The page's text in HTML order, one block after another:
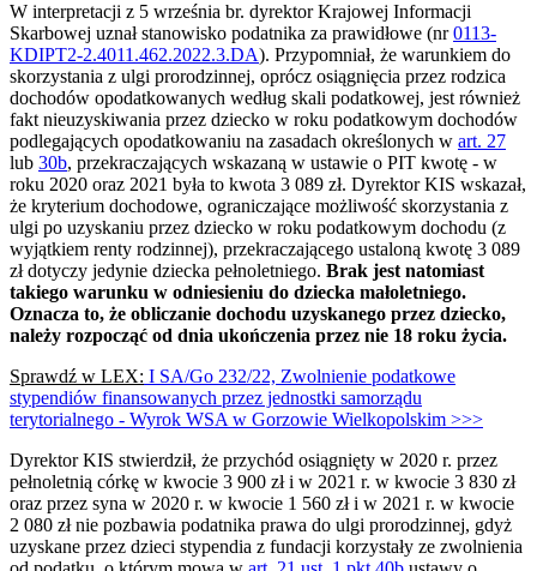
W interpretacji z 5 września br. dyrektor Krajowej Informacji
Skarbowej uznał stanowisko podatnika za prawidłowe (nr0113-
KDIPT2-2.4011.462.2022.3.DA). Przypomniał, że warunkiem do
skorzystania z ulgi prorodzinnej, oprócz osiągnięcia przez rodzica
dochodów opodatkowanych według skali podatkowej, jest również
fakt nieuzyskiwania przez dziecko w roku podatkowym dochodów
podlegających opodatkowaniu na zasadach określonych w art. 27
lub 30b, przekraczających wskazaną w ustawie o PIT kwotę - w
roku 2020 oraz 2021 była to kwota 3 089 zł. Dyrektor KIS wskazał,
że kryterium dochodowe, ograniczające możliwość skorzystania z
ulgi po uzyskaniu przez dziecko w roku podatkowym dochodu (z
wyjątkiem renty rodzinnej), przekraczającego ustaloną kwotę 3 089
zł dotyczy jedynie dziecka pełnoletniego. Brak jest natomiast
takiego warunku w odniesieniu do dziecka małoletniego.
Oznacza to, że obliczanie dochodu uzyskanego przez dziecko,
należy rozpocząć od dnia ukończenia przez nie 18 roku życia.
Sprawdź w LEX: I SA/Go 232/22, Zwolnienie podatkowe
stypendiów finansowanych przez jednostki samorządu
terytorialnego - Wyrok WSA w Gorzowie Wielkopolskim >>>
Dyrektor KIS stwierdził, że przychód osiągnięty w 2020 r. przez
pełnoletnią córkę w kwocie 3 900 zł i w 2021 r. w kwocie 3 830 zł
oraz przez syna w 2020 r. w kwocie 1 560 zł i w 2021 r. w kwocie
2 080 zł nie pozbawia podatnika prawa do ulgi prorodzinnej, gdyż
uzyskane przez dzieci stypendia z fundacji korzystały ze zwolnienia